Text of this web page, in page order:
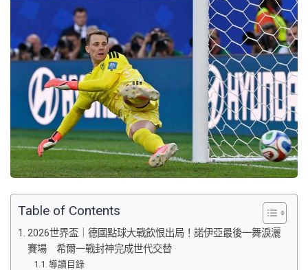
Table of Contents
2026世界盃｜德國點球大戰飲恨出局！諾伊亞最後一舞淚灑
賽場 希爾一戰封神完成世代交替
導讀目錄